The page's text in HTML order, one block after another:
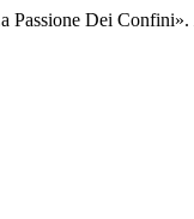
Passione Dei Confini».